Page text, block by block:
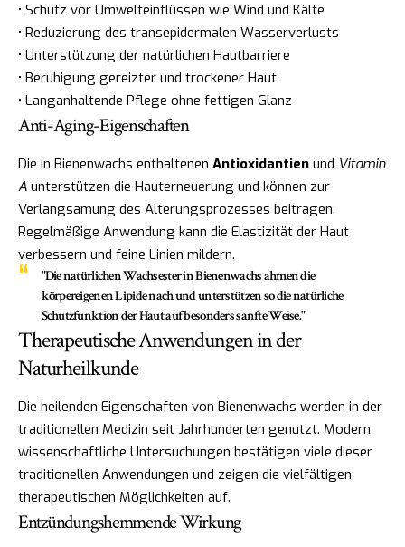
• Schutz vor Umwelteinflüssen wie Wind und Kälte
• Reduzierung des transepidermalen Wasserverlusts
• Unterstützung der natürlichen Hautbarriere
• Beruhigung gereizter und trockener Haut
• Langanhaltende Pflege ohne fettigen Glanz
Anti-Aging-Eigenschaften
Die in Bienenwachs enthaltenen Antioxidantien und Vitamin
A unterstützen die Hauterneuerung und können zur
Verlangsamung des Alterungsprozesses beitragen.
Regelmäßige Anwendung kann die Elastizität der Haut
verbessern und feine Linien mildern.
"Die natürlichen Wachsester in Bienenwachs ahmen die
körpereigenen Lipide nach und unterstützen so die natürliche
Schutzfunktion der Haut auf besonders sanfte Weise."
Therapeutische Anwendungen in der
Naturheilkunde
Die heilenden Eigenschaften von Bienenwachs werden in der
traditionellen Medizin seit Jahrhunderten genutzt. Modern
wissenschaftliche Untersuchungen bestätigen viele dieser
traditionellen Anwendungen und zeigen die vielfältigen
therapeutischen Möglichkeiten auf.
Entzündungshemmende Wirkung